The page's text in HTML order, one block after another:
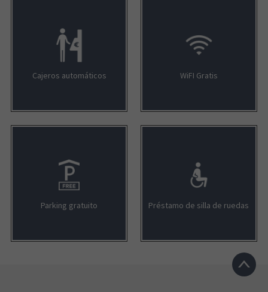
USA FITNESS
MERCALORANKA
Cajeros automáticos WiFI Gratis
Parking gratuito Préstamo de silla de ruedas